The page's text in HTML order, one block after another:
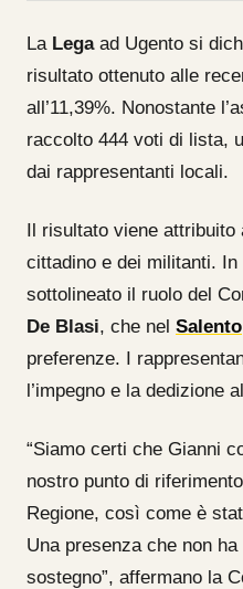
La Legaad Ugento si
risultato ottenuto alle
all’11,39%. Nonostante
raccolto 444 voti di lista,
dai rappresentanti locali.
Il risultato viene attribuito
cittadino e dei militanti.
sottolineato il ruolo del
De Blasi, che nel Salento
preferenze. I
l’impegno e la dedizione
“Siamo certi che Gianni
nostro punto di
Regione, così come è
Una presenza che non
sostegno”, affermano la